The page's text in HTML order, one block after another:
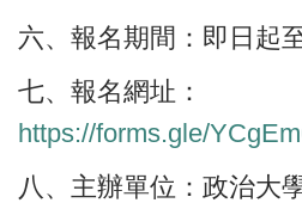
六、報名期間：即日起
七、報名網址：
https://forms.gle/
八、主辦單位：政治大